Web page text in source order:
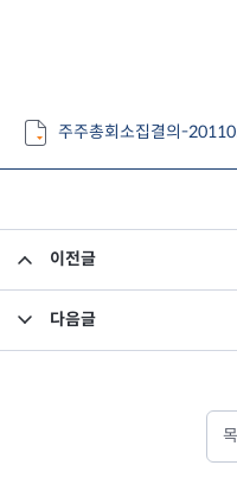
주주총회소집결의-
이전글
다음글